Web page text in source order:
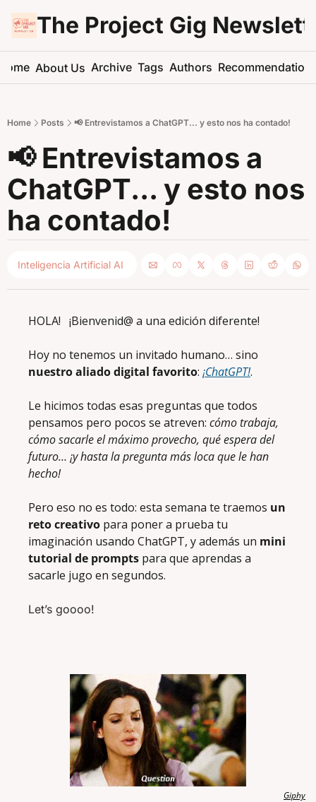
The Project Gig
About Us Archive Tags Authors
Home Posts 📢 Entrevistamos a ChatGPT... y esto nos ha contado!
📢 Entrevistamos a
ChatGPT... y esto nos
ha contado!
Inteligencia Artificial AI
HOLA!   ¡Bienvenid@ a una edición diferente!
nuestro aliado digital favorito: ¡ChatGPT!.
Le hicimos todas esas preguntas que todos
pensamos pero pocos se atreven: cómo trabaja,
cómo sacarle el máximo provecho, qué espera del
futuro… ¡y hasta la pregunta más loca que le han
hecho!
Pero eso no es todo: esta semana te traemos un
reto creativo para poner a prueba tu
imaginación usando ChatGPT, y además un mini
tutorial de prompts para que aprendas a
sacarle jugo en segundos.
Let’s goooo!
Giphy